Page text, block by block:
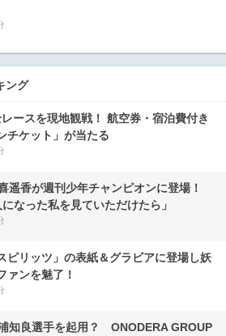
ング
ースを現地観戦！ 航空券・宿泊費付き
チケット」が当たる
遥香が週刊少年チャンピオンに登場！
になった私を見ていただけたら」
ピリッツ」の表紙＆グラビアに登場し妖
ァンを魅了！
知良選手を起用？ ONODERA GROUP